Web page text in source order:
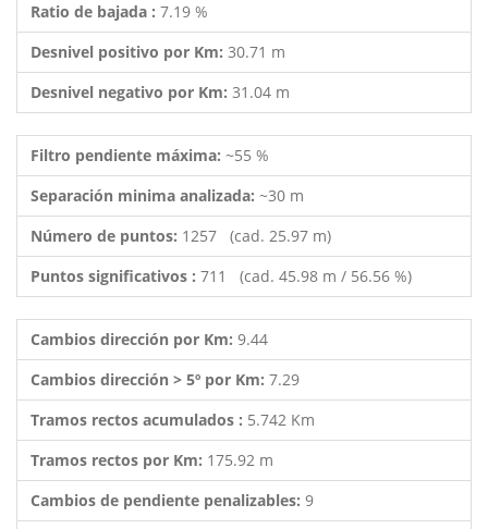
Ratio de bajada : 7.19 %
Desnivel positivo por Km: 30.71 m
Desnivel negativo por Km: 31.04 m
Filtro pendiente máxima: ~55 %
Separación minima analizada: ~30 m
Número de puntos: 1257 (cad. 25.97 m)
Puntos significativos : 711 (cad. 45.98 m / 56.56 %)
Cambios dirección por Km: 9.44
Cambios dirección > 5º por Km: 7.29
Tramos rectos acumulados : 5.742 Km
Tramos rectos por Km: 175.92 m
Cambios de pendiente penalizables: 9